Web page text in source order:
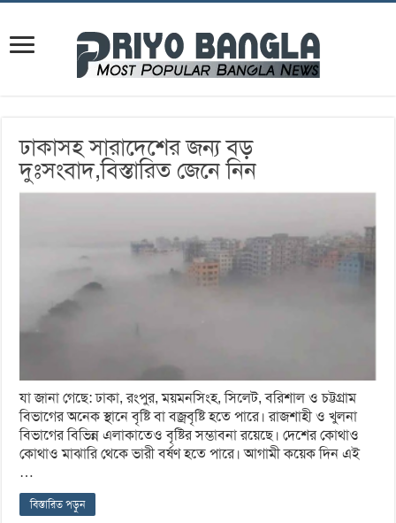
ঢাকাসহ সারাদেশের জন্য বড়
দুঃসংবাদ,বিস্তারিত জেনে নিন
যা জানা গেছে: ঢাকা, রংপুর, ময়মনসিংহ, সিলেট, বরিশাল ও চট্টগ্রাম
বিভাগের অনেক স্থানে বৃষ্টি বা বজ্রবৃষ্টি হতে পারে। রাজশাহী ও খুলনা
বিভাগের বিভিন্ন এলাকাতেও বৃষ্টির সম্ভাবনা রয়েছে। দেশের কোথাও
কোথাও মাঝারি থেকে ভারী বর্ষণ হতে পারে। আগামী কয়েক দিন এই
…
বিস্তারিত পড়ুন